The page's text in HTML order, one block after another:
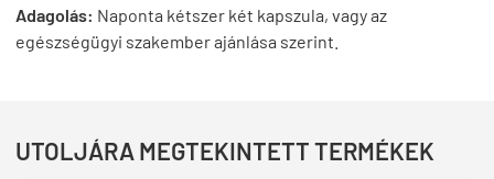
Adagolás: Naponta kétszer két kapszula, vagy az
egészségügyi szakember ajánlása szerint.
UTOLJÁRA MEGTEKINTETT TERMÉKEK